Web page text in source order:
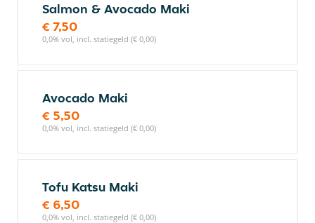
Salmon & Avocado Maki
€ 7,50
0,0% vol, incl. statiegeld (€ 0,00)
Avocado Maki
€ 5,50
0,0% vol, incl. statiegeld (€ 0,00)
Tofu Katsu Maki
€ 6,50
0,0% vol, incl. statiegeld (€ 0,00)